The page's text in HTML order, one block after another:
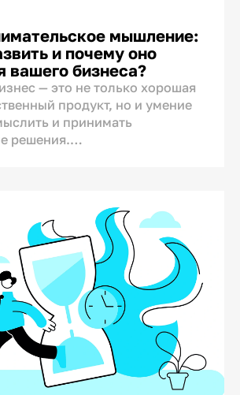
мышление:
и почему оно
вашего бизнеса?
— это не только хорошая
продукт, но и умение
и принимать
решения.
В этой статье мы
такое
мышление, какими
предприниматель, и
такое бизнес-мышление у себя